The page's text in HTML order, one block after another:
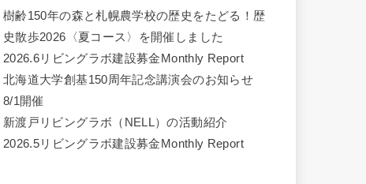
樹齢150年の森と札幌農学校の歴史をたどる！歴
史散歩2026〈夏コース〉を開催しました
2026.6リビングラボ建設募金Monthly Report
北海道大学創基150周年記念講演会のお知らせ
8/1開催
新渡戸リビングラボ（NELL）の活動紹介
2026.5リビングラボ建設募金Monthly Report